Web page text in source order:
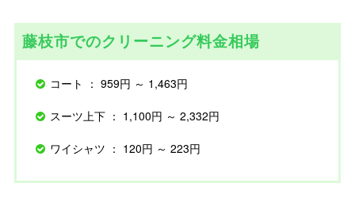
藤枝市でのクリーニング料金相場
コート ： 959円 ～ 1,463円
スーツ上下 ： 1,100円 ～ 2,332円
ワイシャツ ： 120円 ～ 223円